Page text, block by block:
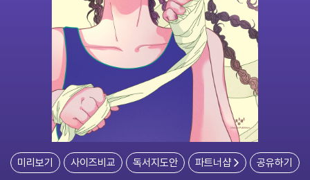
미리보기 사이즈비교 독서지도안 파트너샵 공유하기